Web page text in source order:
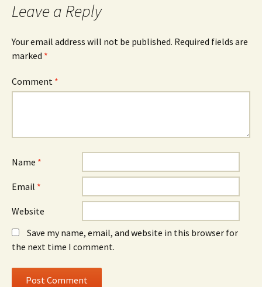
Leave a Reply
Your email address will not be published. Required fields are
marked *
Comment *
Name *
Email *
Website
Save my name, email, and website in this browser for
the next time I comment.